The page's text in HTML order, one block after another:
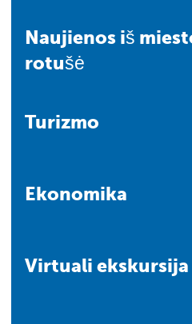
Naujienos iš miesto
rotušė
Turizmo
Ekonomika
Virtuali ekskursija